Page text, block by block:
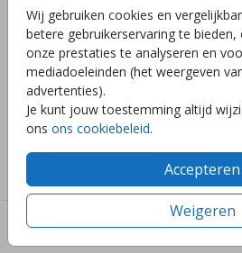
Wij gebruiken cookies en
betere gebruikerservaring te
onze prestaties te analyseren en
mediadoeleinden (het weergeven
advertenties).
Je kunt jouw toestemming altijd
ons ons cookiebeleid.
Accepteren
Weigeren
goudfolie. De omlijning van de
water en de babynaam worden
een andere kleur of andere folie? Pas
de handige editor. Mocht je er niet
vragen, stuur mij een berichtje, ik help
Toon meer
Collectie
Deze ontwerpen vind je